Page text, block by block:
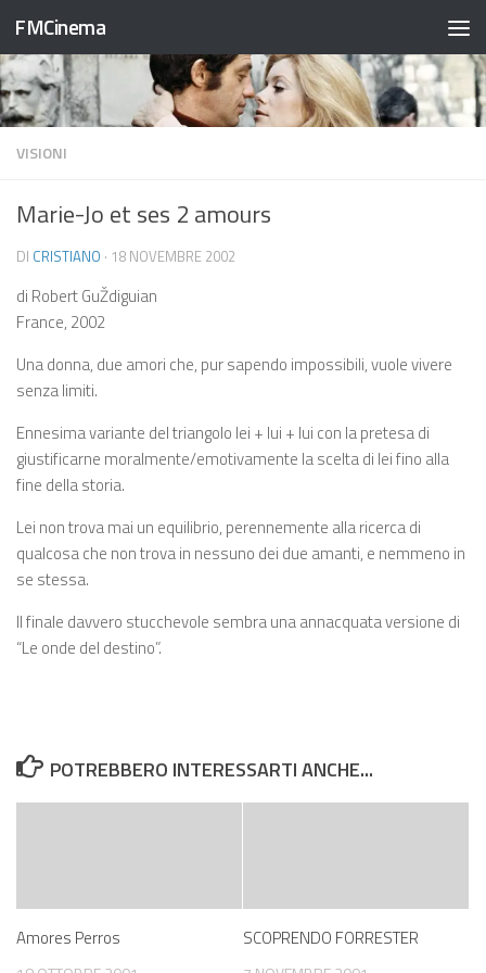
Salta al contenuto
FMCinema
VISIONI
Marie-Jo et ses 2 amours
DI CRISTIANO · 18 NOVEMBRE 2002
di Robert GuŽdiguian
France, 2002
Una donna, due amori che, pur sapendo impossibili, vuole vivere
senza limiti.
Ennesima variante del triangolo lei + lui + lui con la pretesa di
giustificarne moralmente/emotivamente la scelta di lei fino alla
fine della storia.
Lei non trova mai un equilibrio, perennemente alla ricerca di
qualcosa che non trova in nessuno dei due amanti, e nemmeno in
se stessa.
Il finale davvero stucchevole sembra una annacquata versione di
“Le onde del destino”.
POTREBBERO INTERESSARTI ANCHE...
Amores Perros SCOPRENDO FORRESTER